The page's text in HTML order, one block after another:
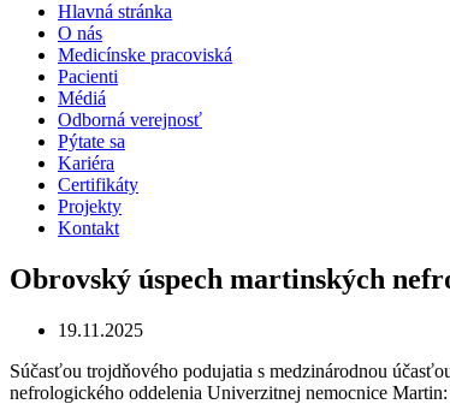
Hlavná stránka
O nás
Medicínske pracoviská
Pacienti
Médiá
Odborná verejnosť
Pýtate sa
Kariéra
Certifikáty
Projekty
Kontakt
Obrovský úspech martinských
19.11.2025
Súčasťou trojdňového podujatia s medzinárodnou
nefrologického oddelenia Univerzitnej nemocnice Martin: